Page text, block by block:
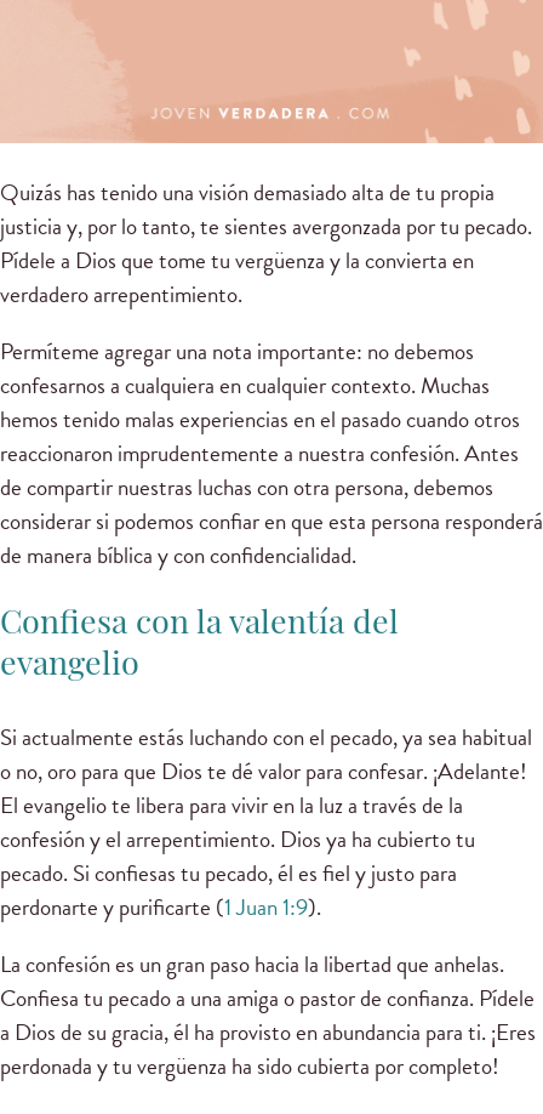
Quizás has tenido una visión demasiado alta de tu propia
justicia y, por lo tanto, te sientes avergonzada por tu pecado.
Pídele a Dios que tome tu vergüenza y la convierta en
verdadero arrepentimiento.
Permíteme agregar una nota importante: no debemos
confesarnos a cualquiera en cualquier contexto. Muchas
hemos tenido malas experiencias en el pasado cuando otros
reaccionaron imprudentemente a nuestra confesión. Antes
de compartir nuestras luchas con otra persona, debemos
considerar si podemos confiar en que esta persona responderá
de manera bíblica y con confidencialidad.
Confiesa con la valentía del
evangelio
Si actualmente estás luchando con el pecado, ya sea habitual
o no, oro para que Dios te dé valor para confesar. ¡Adelante!
El evangelio te libera para vivir en la luz a través de la
confesión y el arrepentimiento. Dios ya ha cubierto tu
pecado. Si confiesas tu pecado, él es fiel y justo para
perdonarte y purificarte (1 Juan 1:9).
La confesión es un gran paso hacia la libertad que anhelas.
Confiesa tu pecado a una amiga o pastor de confianza. Pídele
a Dios de su gracia, él ha provisto en abundancia para ti. ¡Eres
perdonada y tu vergüenza ha sido cubierta por completo!